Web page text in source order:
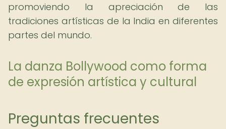
promoviendo la apreciación de las
tradiciones artísticas de la India en diferentes
partes del mundo.
La danza Bollywood como forma
de expresión artística y cultural
Preguntas frecuentes